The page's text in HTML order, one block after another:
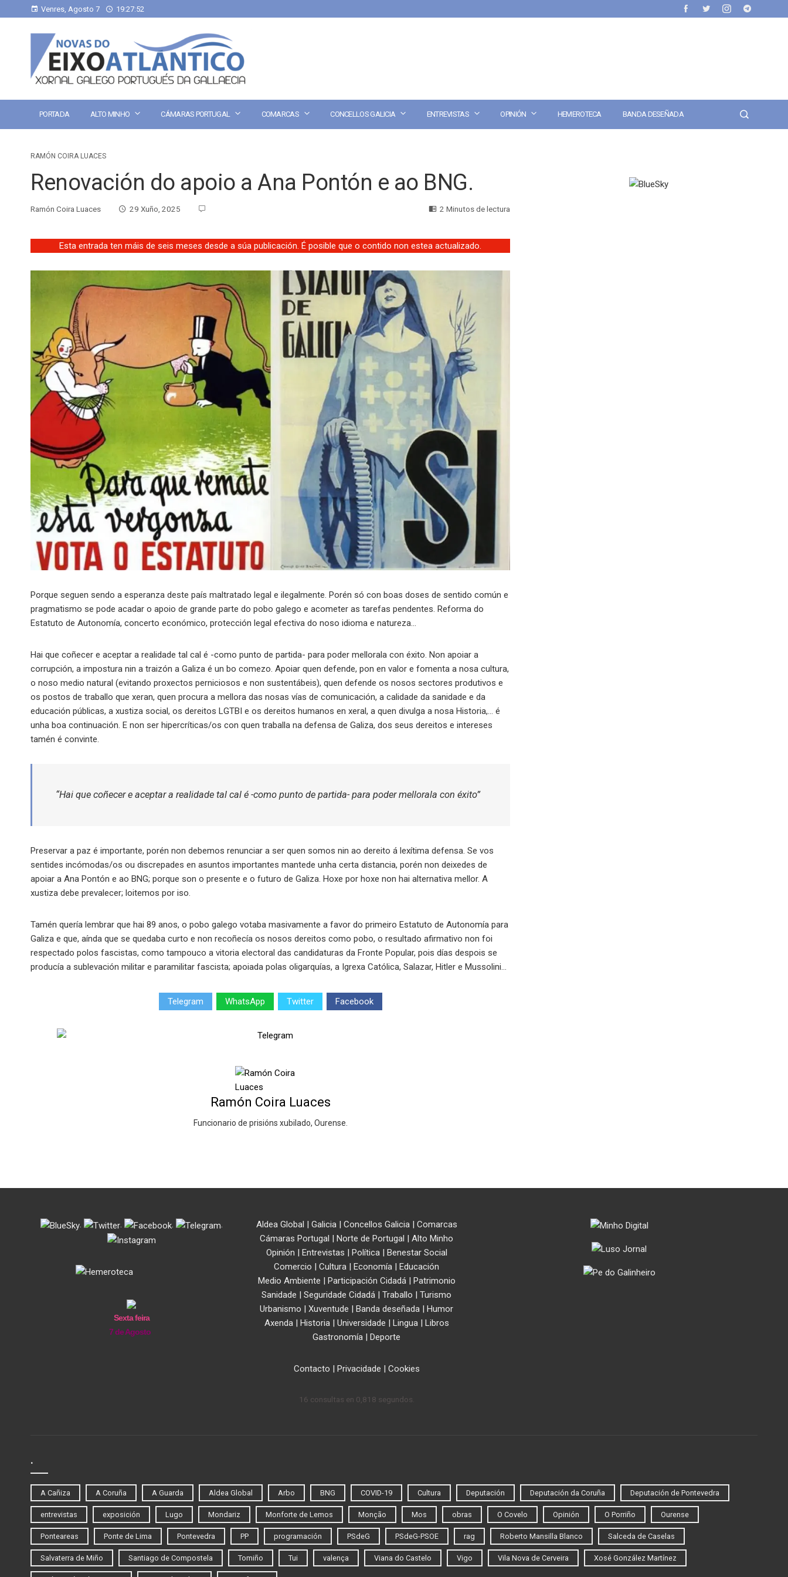
Venres, Agosto 7 19:27:53
PORTADA ALTO MINHO CÁMARAS PORTUGAL COMARCAS CONCELLOS GALICIA ENTREVISTAS OPINIÓN HEMEROTECA BANDA DESEÑADA
RAMÓN COIRA LUACES
Renovación do apoio a Ana Pontón e ao BNG.
Ramón Coira Luaces 29 Xuño, 2025 2 Minutos de lectura
Esta entrada ten máis de seis meses desde a súa publicación. É posible que o contido non estea actualizado.
Porque seguen sendo a esperanza deste país maltratado legal e ilegalmente. Porén só con boas doses de sentido común e
pragmatismo se pode acadar o apoio de grande parte do pobo galego e acometer as tarefas pendentes. Reforma do
Estatuto de Autonomía, concerto económico, protección legal efectiva do noso idioma e natureza…
Hai que coñecer e aceptar a realidade tal cal é -como punto de partida- para poder mellorala con éxito. Non apoiar a
corrupción, a impostura nin a traizón a Galiza é un bo comezo. Apoiar quen defende, pon en valor e fomenta a nosa cultura,
o noso medio natural (evitando proxectos perniciosos e non sustentábeis), quen defende os nosos sectores produtivos e
os postos de traballo que xeran, quen procura a mellora das nosas vías de comunicación, a calidade da sanidade e da
educación públicas, a xustiza social, os dereitos LGTBI e os dereitos humanos en xeral, a quen divulga a nosa Historia,… é
unha boa continuación. E non ser hipercríticas/os con quen traballa na defensa de Galiza, dos seus dereitos e intereses
tamén é convinte.
“Hai que coñecer e aceptar a realidade tal cal é -como punto de partida- para poder mellorala con éxito”
Preservar a paz é importante, porén non debemos renunciar a ser quen somos nin ao dereito á lexítima defensa. Se vos
sentides incómodas/os ou discrepades en asuntos importantes mantede unha certa distancia, porén non deixedes de
apoiar a Ana Pontón e ao BNG; porque son o presente e o futuro de Galiza. Hoxe por hoxe non hai alternativa mellor. A
xustiza debe prevalecer; loitemos por iso.
Tamén quería lembrar que hai 89 anos, o pobo galego votaba masivamente a favor do primeiro Estatuto de Autonomía para
Galiza e que, aínda que se quedaba curto e non recoñecía os nosos dereitos como pobo, o resultado afirmativo non foi
respectado polos fascistas, como tampouco a vitoria electoral das candidaturas da Fronte Popular, pois días despois se
producía a sublevación militar e paramilitar fascista; apoiada polas oligarquías, a Igrexa Católica, Salazar, Hitler e Mussolini…
Telegram WhatsApp Twitter Facebook
Ramón Coira Luaces
Funcionario de prisións xubilado, Ourense.
. . . .
Sexta feira
7 de Agosto
Aldea Global Galicia| Concellos Galicia| Comarcas
Cámaras Portugal
Norte de Portugal
Alto Minho
Opinión
Entrevistas Política|
Benestar Social
Comercio
Cultura Economía
Educación
Medio Ambiente
Participación Cidadá|
Patrimonio
Sanidade
Seguridade Cidadá Traballo
Turismo
Urbanismo
Xuventude Banda deseñada
Humor
Axenda| Historia| Universidade Lingua|
Libros
Gastronomía
Deporte
Contacto Privacidade Cookies
16 consultas en 0,818 segundos.
.
A Cañiza A Coruña A Guarda Aldea Global Arbo BNG COVID-19 Cultura Deputación Deputación da Coruña Deputación de Pontevedra
entrevistas exposición Lugo Mondariz Monforte de Lemos Monção Mos obras O Covelo Opinión O Porriño Ourense
Ponteareas Ponte de Lima Pontevedra PP programación PSdeG PSdeG-PSOE rag Roberto Mansilla Blanco Salceda de Caselas
Salvaterra de Miño Santiago de Compostela Tomiño Tui valença Viana do Castelo Vigo Vila Nova de Cerveira Xosé González Martínez